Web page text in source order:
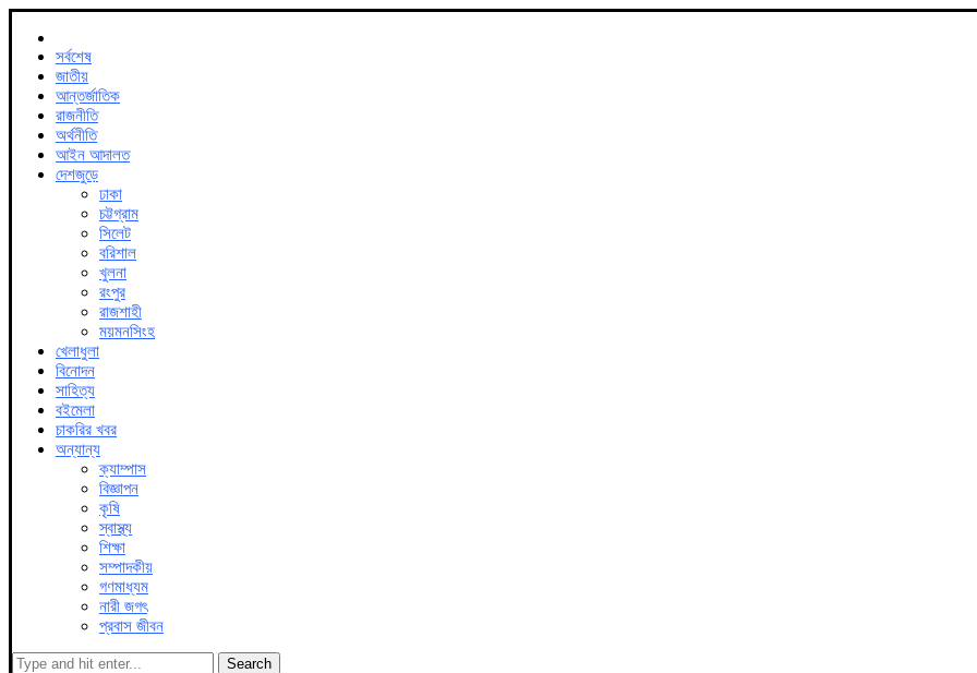
সর্বশেষ
জাতীয়
আন্তর্জাতিক
রাজনীতি
অর্থনীতি
আইন আদালত
দেশজুড়ে
ঢাকা
চট্টগ্রাম
সিলেট
বরিশাল
খুলনা
রংপুর
রাজশাহী
ময়মনসিংহ
খেলাধুলা
বিনোদন
সাহিত্য
বইমেলা
চাকরির খবর
অন্যান্য
ক্যাম্পাস
বিজ্ঞাপন
কৃষি
স্বাস্থ্য
শিক্ষা
সম্পাদকীয়
গণমাধ্যম
নারী জগৎ
প্রবাস জীবন
Search